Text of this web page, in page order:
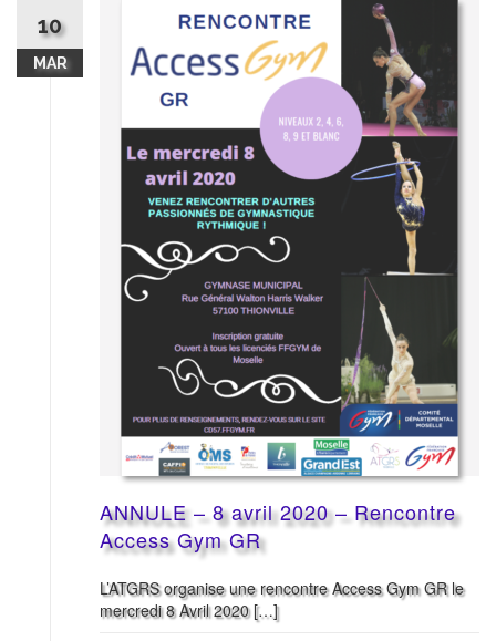
10
MAR
ANNULE – 8 avril 2020 – Rencontre
Access Gym GR
L’ATGRS organise une rencontre Access Gym GR le
mercredi 8 Avril 2020 […]